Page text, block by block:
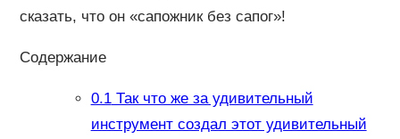
сказать, что он «сапожник без сапог»!
Содержание
0.1Так что же за удивительный
инструмент создал этот удивительный